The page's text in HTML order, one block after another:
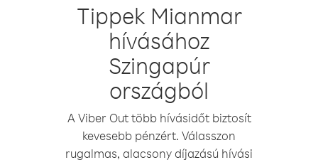
Tippek Mianmar
hívásához
Szingapúr
országból
A Viber Out több hívásidőt biztosít
kevesebb pénzért. Válasszon
rugalmas, alacsony díjazású hívási